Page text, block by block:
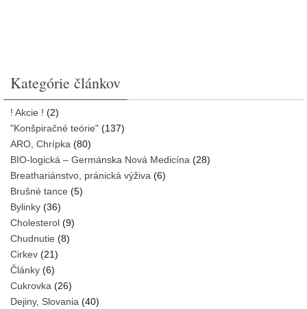
Kategórie článkov
! Akcie ! (2)
"Konšpiračné teórie" (137)
ARO, Chrípka (80)
BIO-logická – Germánska Nová Medicína (28)
Breathariánstvo, pránická výživa (6)
Brušné tance (5)
Bylinky (36)
Cholesterol (9)
Chudnutie (8)
Cirkev (21)
Články (6)
Cukrovka (26)
Dejiny, Slovania (40)